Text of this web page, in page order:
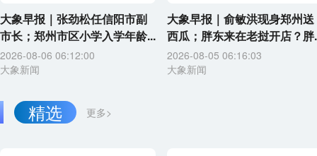
大象早报｜张劲松任信阳市副
市长；郑州市区小学入学年龄...
2026-08-06 06:12:00
大象新闻
大象早报｜俞敏洪现身郑州送
西瓜；胖东来在老挝开店？胖
2026-08-05 06:16:03
大象新闻
更多>
精选